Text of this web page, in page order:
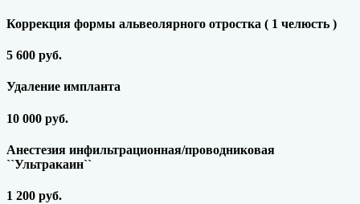
Коррекция формы альвеолярного отростка ( 1 челюсть )
5 600 руб.
Удаление импланта
10 000 руб.
Анестезия инфильтрационная/проводниковая
``Ультракаин``
1 200 руб.